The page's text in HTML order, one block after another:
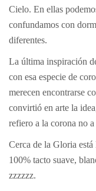
Cielo. En ellas
confundamos con
diferentes.
La última inspiración
con esa especie de
merecen encontrarse
convirtió en arte la
refiero a la corona no
Cerca de la Gloria
100% tacto suave,
zzzzzz.